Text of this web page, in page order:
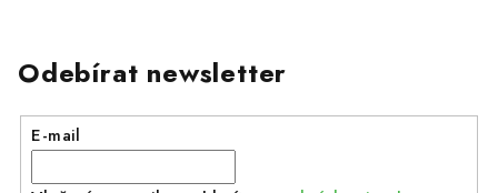
Odebírat newsletter
E-mail